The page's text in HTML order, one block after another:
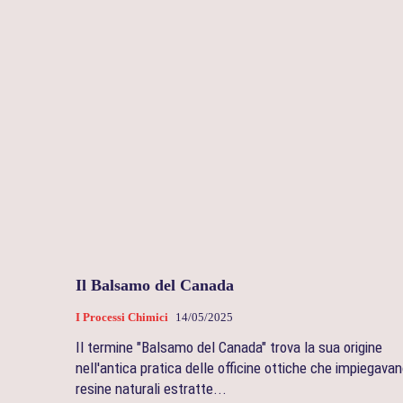
Il Balsamo del Canada
I Processi Chimici 14/05/2025
Il termine "Balsamo del Canada" trova la sua origine
nell'antica pratica delle officine ottiche che
resine naturali estratte...